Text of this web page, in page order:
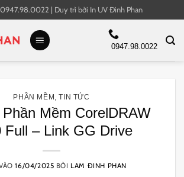
0947.98.0022 | Duy trì bởi In UV Đinh Phan
0947.98.0022
PHẦN MỀM ,TIN TỨC
Mềm CorelDRAW
Full – Link GG Drive
16/04/2025 BỞI LAM ĐINH PHAN